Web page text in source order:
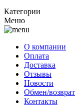
Категории
Меню
О компании
Оплата
Доставка
Отзывы
Новости
Обмен/возврат
Контакты